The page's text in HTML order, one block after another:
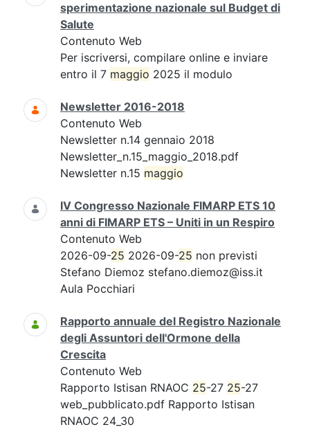
sperimentazione nazionale sul Budget di
Salute
Contenuto Web
Per iscriversi, compilare online e inviare
entro il 7 maggio 2025 il modulo
Newsletter 2016-2018
Contenuto Web
Newsletter n.14 gennaio 2018
Newsletter_n.15_maggio_2018.pdf
Newsletter n.15 maggio
IV Congresso Nazionale FIMARP ETS 10
anni di FIMARP ETS – Uniti in un Respiro
Contenuto Web
2026-09-25 2026-09-25 non previsti
Stefano Diemoz stefano.diemoz@iss.it
Aula Pocchiari
Rapporto annuale del Registro Nazionale
degli Assuntori dell'Ormone della
Crescita
Contenuto Web
Rapporto Istisan RNAOC 25-27 25-27
web_pubblicato.pdf Rapporto Istisan
RNAOC 24_30